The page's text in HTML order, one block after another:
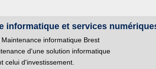
informatique et services
informatique Brest
d'une solution informatique
celui d'investissement.